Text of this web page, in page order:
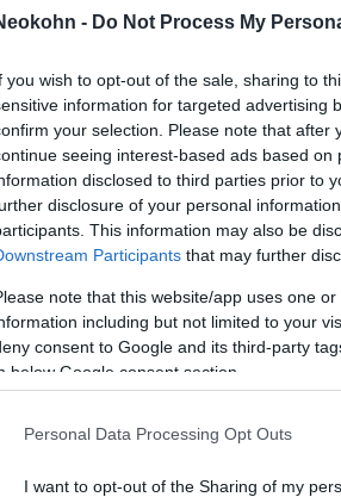
- Do Not Process My
you wish to opt-out of the sale, sharing to
information for targeted advertising
your selection. Please note that
seeing interest-based ads based
disclosed to third parties prior to
disclosure of your personal
This information may also be
Participants that may further
note that this website/app uses one
including but not limited to your
consent to Google and its third-party
below Google consent section.
Personal Data Processing Opt Outs
I want to opt-out of the Sharing of my
A KFC üzenete
vásárlóknak:
magatokat” a